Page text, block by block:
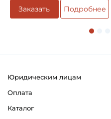
Заказать Подробнее
Юридическим лицам
Оплата
Каталог